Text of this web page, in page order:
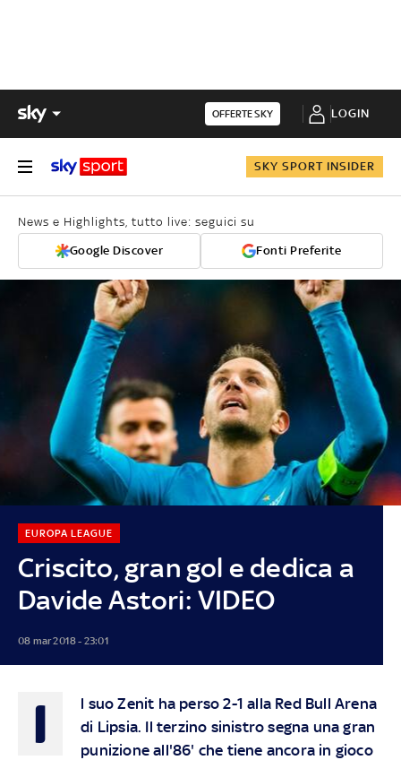
OFFERTE SKY LOGIN
SKY SPORT INSIDER
News e Highlights, tutto live: seguici su
Google Discover Fonti Preferite
Criscito, gran gol e dedica a
Davide Astori: VIDEO
EUROPA LEAGUE
08 mar 2018 - 23:01
I
l suo Zenit ha perso 2-1 alla Red Bull Arena
di Lipsia. Il terzino sinistro segna una gran
punizione all'86' che tiene ancora in gioco